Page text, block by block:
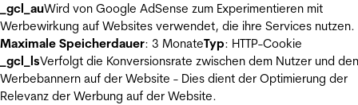
_gcl_auWird von Google AdSense zum Experimentieren mit
Werbewirkung auf Websites verwendet, die ihre Services nutzen.
Maximale Speicherdauer: 3 MonateTyp: HTTP-Cookie
_gcl_lsVerfolgt die Konversionsrate zwischen dem Nutzer und den
Werbebannern auf der Website - Dies dient der Optimierung der
Relevanz der Werbung auf der Website.